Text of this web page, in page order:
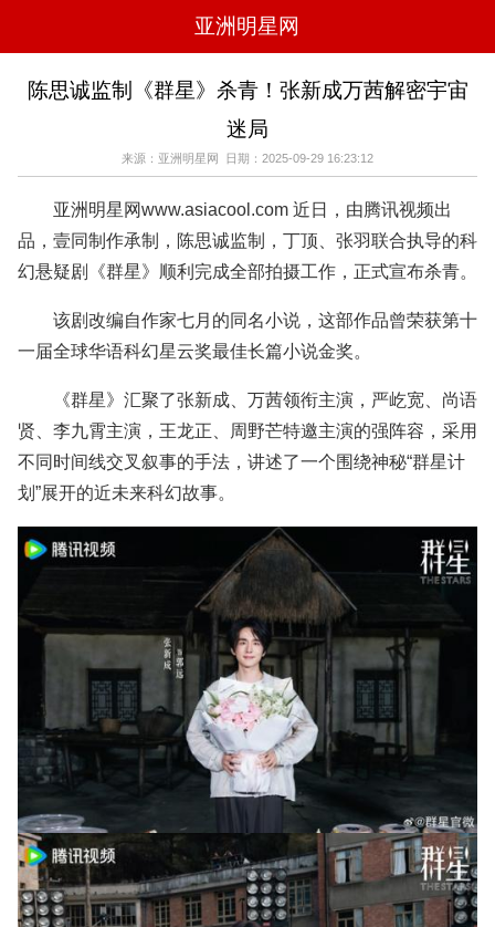
亚洲明星网
电影 电视 综艺
音乐
时尚
八卦 华人男明星
华人女明星
韩国男明星 日本男明星
欧美男明星 泰国女明星
陈思诚监制《群星》杀青！张新成万茜解密宇宙
迷局
来源：亚洲明星网 日期：2025-09-29 16:23:12
亚洲明星网www.asiacool.com 近日，由腾讯视频出
品，壹同制作承制，陈思诚监制，丁顶、张羽联合执导的科
幻悬疑剧《群星》顺利完成全部拍摄工作，正式宣布杀青。
该剧改编自作家七月的同名小说，这部作品曾荣获第十
一届全球华语科幻星云奖最佳长篇小说金奖。
《群星》汇聚了张新成、万茜领衔主演，严屹宽、尚语
贤、李九霄主演，王龙正、周野芒特邀主演的强阵容，采用
不同时间线交叉叙事的手法，讲述了一个围绕神秘“群星计
划”展开的近未来科幻故事。